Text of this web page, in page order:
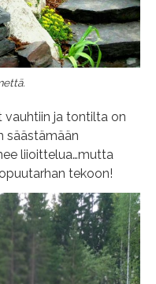
vauhtiin ja tontilta on
säästämään
liioittelua…mutta
tekoon!